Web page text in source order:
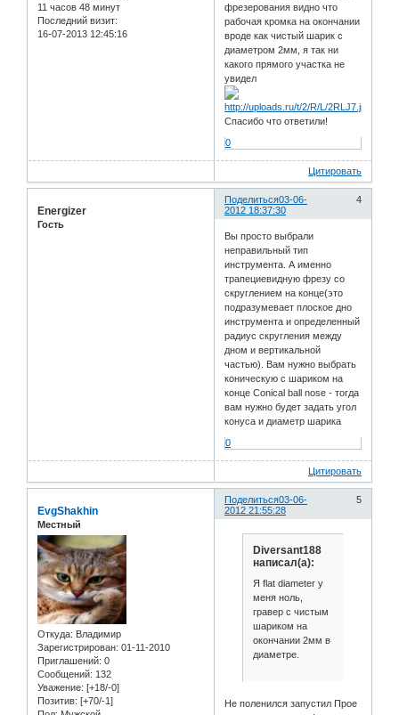
11 часов 48 минут
Последний визит:
16-07-2013 12:45:16
фрезерования видно что
рабочая кромка на окончании
вроде как чистый шарик с
диаметром 2мм, я так ни
какого прямого участка не
увидел
Спасибо что ответили!
0
Цитировать
Поделиться 4
03-06-
2012 18:37:30
Energizer
Гость
Вы просто выбрали
неправильный тип
инструмента. А именно
трапециевидную фрезу со
скруглением на конце(это
подразумевает плоское дно
инструмента и определенный
радиус скругления между
дном и вертикальной
частью). Вам нужно выбрать
коническую с шариком на
конце Conical ball nose - тогда
вам нужно будет задать угол
конуса и диаметр шарика
0
Цитировать
Поделиться 5
03-06-
2012 21:55:28
EvgShakhin
Местный
Откуда: Владимир
Зарегистрирован: 01-11-2010
Приглашений: 0
Сообщений: 132
Уважение: [+18/-0]
Позитив: [+70/-1]
Diversant188
написал(а):
Я flat diameter у
меня ноль,
гравер с чистым
шариком на
окончании 2мм в
диаметре.
Не поленился запустил Прое